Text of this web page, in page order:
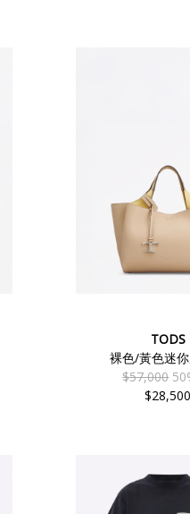
TODS
裸色/黃色迷
$57,000
$28,500